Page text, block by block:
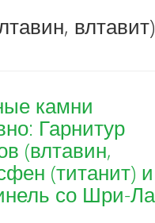
влтавит)
камни
Гарнитур
(влтавин,
(титанит) и
со Шри-